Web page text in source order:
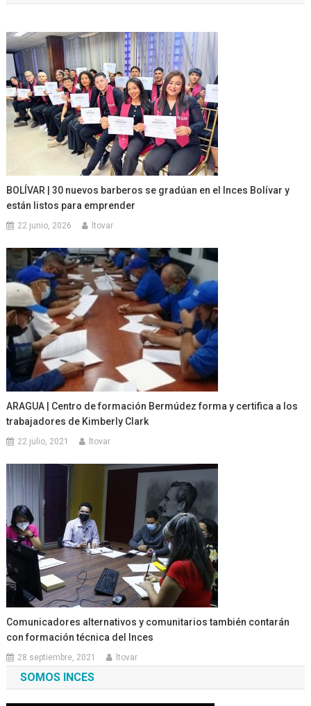
BOLÍVAR | 30 nuevos barberos se gradúan en el Inces Bolívar y
están listos para emprender
22 junio, 2026 ltovar
ARAGUA | Centro de formación Bermúdez forma y certifica a los
trabajadores de Kimberly Clark
22 julio, 2021 ltovar
Comunicadores alternativos y comunitarios también contarán
con formación técnica del Inces
28 septiembre, 2021 ltovar
SOMOS INCES